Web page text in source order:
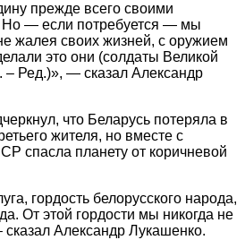
прежде всего своими
— если потребуется — мы
жалея своих жизней, с оружием
это они (солдаты Великой
– Ред.)», — сказал Александр
что Беларусь потеряла в
жителя, но вместе с
спасла планету от коричневой
гордость белорусского народа,
От этой гордости мы никогда не
сказал Александр Лукашенко.